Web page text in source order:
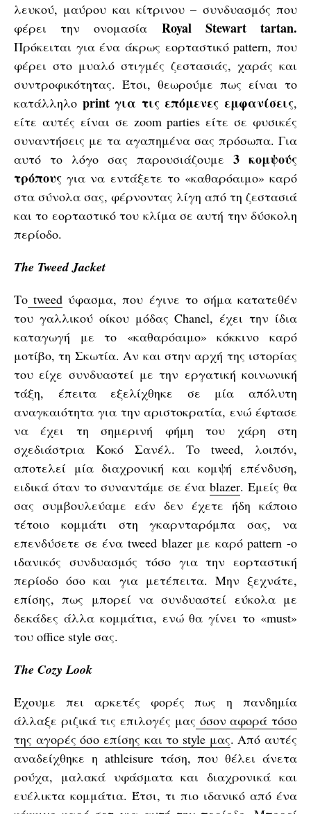
λευκού, μαύρου και κίτρινου – συνδυασμός που
φέρει την ονομασία Royal Stewart tartan.
Πρόκειται για ένα άκρως εορταστικό pattern, που
φέρει στο μυαλό στιγμές ζεστασιάς, χαράς και
συντροφικότητας. Έτσι, θεωρούμε πως είναι το
κατάλληλο print για τις επόμενες εμφανίσεις,
είτε αυτές είναι σε zoom parties είτε σε φυσικές
συναντήσεις με τα αγαπημένα σας πρόσωπα. Για
αυτό το λόγο σας παρουσιάζουμε 3 κομψούς
τρόπους για να εντάξετε το «καθαρόαιμο» καρό
στα σύνολα σας, φέρνοντας λίγη από τη ζεστασιά
και το εορταστικό του κλίμα σε αυτή την δύσκολη
περίοδο.
The Tweed Jacket
Το tweed ύφασμα, που έγινε το σήμα κατατεθέν
του γαλλικού οίκου μόδας Chanel, έχει την ίδια
καταγωγή με το «καθαρόαιμο» κόκκινο καρό
μοτίβο, τη Σκωτία. Αν και στην αρχή της ιστορίας
του είχε συνδυαστεί με την εργατική κοινωνική
τάξη, έπειτα εξελίχθηκε σε μία απόλυτη
αναγκαιότητα για την αριστοκρατία, ενώ έφτασε
να έχει τη σημερινή φήμη του χάρη στη
σχεδιάστρια Κοκό Σανέλ. Το tweed, λοιπόν,
αποτελεί μία διαχρονική και κομψή επένδυση,
ειδικά όταν το συναντάμε σε έναblazer. Εμείς θα
σας συμβουλεύαμε εάν δεν έχετε ήδη κάποιο
τέτοιο κομμάτι στη γκαρνταρόμπα σας, να
επενδύσετε σε ένα tweed blazer με καρό pattern -ο
ιδανικός συνδυασμός τόσο για την εορταστική
περίοδο όσο και για μετέπειτα. Μην ξεχνάτε,
επίσης, πως μπορεί να συνδυαστεί εύκολα με
δεκάδες άλλα κομμάτια, ενώ θα γίνει το «must»
του office style σας.
The Cozy Look
Έχουμε πει αρκετές φορές πως η πανδημία
άλλαξε ριζικά τις επιλογές μας όσον αφορά τόσο
της αγορές όσο επίσης και το style μας. Από αυτές
αναδείχθηκε η athleisure τάση, που θέλει άνετα
ρούχα, μαλακά υφάσματα και διαχρονικά και
ευέλικτα κομμάτια. Έτσι, τι πιο ιδανικό από ένα